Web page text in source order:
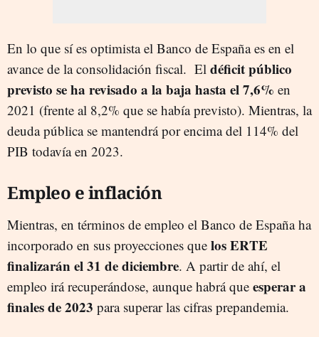
En lo que sí es optimista el Banco de España es en el
avance de la consolidación fiscal. El déficit público
previsto se ha revisado a la baja hasta el 7,6% en
2021 (frente al 8,2% que se había previsto). Mientras, la
deuda pública se mantendrá por encima del 114% del
PIB todavía en 2023.
Empleo e inflación
Mientras, en términos de empleo el Banco de España ha
incorporado en sus proyecciones que los ERTE
finalizarán el 31 de diciembre. A partir de ahí, el
empleo irá recuperándose, aunque habrá que esperar a
finales de 2023 para superar las cifras prepandemia.